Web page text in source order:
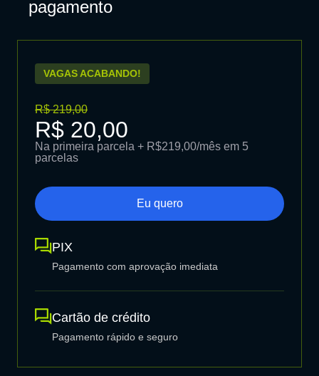
pagamento
VAGAS ACABANDO!
R$ 219,00
R$ 20,00
Na primeira parcela + R$219,00/mês em 5
parcelas
Eu quero
PIX
Pagamento com aprovação imediata
Cartão de crédito
Pagamento rápido e seguro